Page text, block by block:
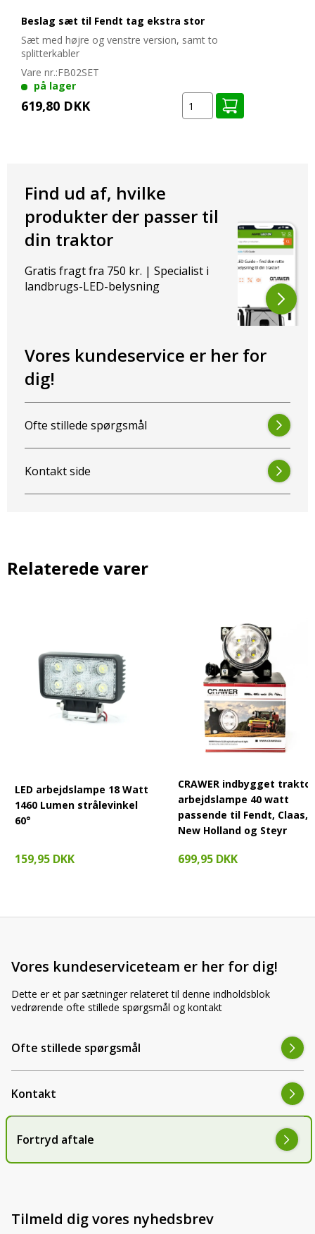
og holdbart alternativ til de gamle halogenlamper og tilbyder
betydeligt højere lysstyrke og længere levetid.
Effekt:
40W
4000 lumen
Højde: 120 mm
Bredde: 110 mm
Dybde: 96 mm
Passer perfekt til FENDT SCR traktorer
CRAWER LED arbejdslampe er det perfekte valg til din FENDT
SCR, som sikrer dig pålidelig og effektiv belysning, samtidig med
Beslag sæt til Fendt tag ekstra stor
Sæt med højre og venstre version, samt to
splitterkabler
Vare nr.:FB02SET
på lager
619,80 DKK
Find ud af, hvilke
produkter der passer til
din traktor
Gratis fragt fra 750 kr. | Specialist i
landbrugs-LED-belysning
Vores kundeservice er her for
dig!
Ofte stillede spørgsmål
Kontakt side
Relaterede varer
LED arbejdslampe 18 Watt
1460 Lumen strålevinkel
60°
159,95 DKK
CRAWER indbygget traktor
arbejdslampe 40 watt
passende til Fendt, Claas,
New Holland og Steyr
699,95 DKK
Vores kundeserviceteam er her for dig!
Dette er et par sætninger relateret til denne indholdsblok
vedrørende ofte stillede spørgsmål og kontakt
Ofte stillede spørgsmål
Kontakt
Fortryd aftale
Tilmeld dig vores nyhedsbrev